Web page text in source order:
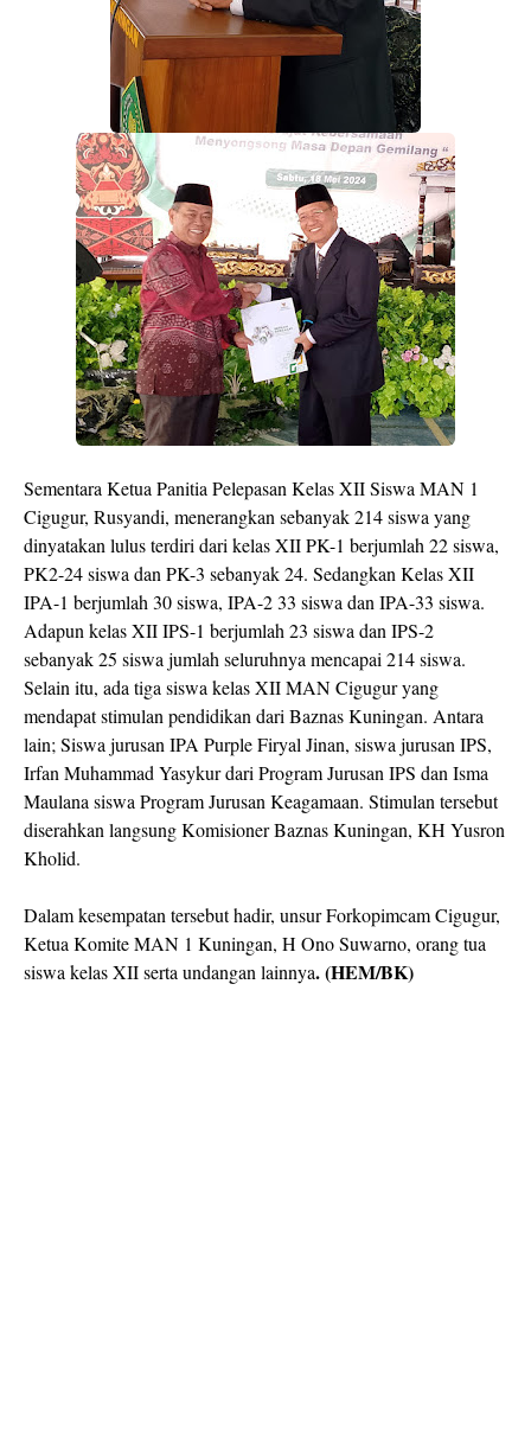
Sementara Ketua Panitia Pelepasan Kelas XII Siswa MAN 1
Cigugur, Rusyandi, menerangkan sebanyak 214 siswa yang
dinyatakan lulus terdiri dari kelas XII PK-1 berjumlah 22 siswa,
PK2-24 siswa dan PK-3 sebanyak 24. Sedangkan Kelas XII
IPA-1 berjumlah 30 siswa, IPA-2 33 siswa dan IPA-33 siswa.
Adapun kelas XII IPS-1 berjumlah 23 siswa dan IPS-2
sebanyak 25 siswa jumlah seluruhnya mencapai 214 siswa.
Selain itu, ada tiga siswa kelas XII MAN Cigugur yang
mendapat stimulan pendidikan dari Baznas Kuningan. Antara
lain; Siswa jurusan IPA Purple Firyal Jinan, siswa jurusan IPS,
Irfan Muhammad Yasykur dari Program Jurusan IPS dan Isma
Maulana siswa Program Jurusan Keagamaan. Stimulan tersebut
diserahkan langsung Komisioner Baznas Kuningan, KH Yusron
Kholid.
Dalam kesempatan tersebut hadir, unsur Forkopimcam Cigugur,
Ketua Komite MAN 1 Kuningan, H Ono Suwarno, orang tua
siswa kelas XII serta undangan lainnya. (HEM/BK)